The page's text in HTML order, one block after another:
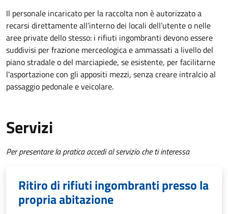
Il personale incaricato per la raccolta non è autorizzato a
recarsi direttamente all’interno dei locali dell’utente o nelle
aree private dello stesso: i rifiuti ingombranti devono essere
suddivisi per frazione merceologica e ammassati a livello del
piano stradale o del marciapiede, se esistente, per facilitarne
l'asportazione con gli appositi mezzi, senza creare intralcio al
passaggio pedonale e veicolare.
Servizi
Per presentare la pratica accedi al servizio che ti interessa
Ritiro di rifiuti ingombranti presso la
propria abitazione